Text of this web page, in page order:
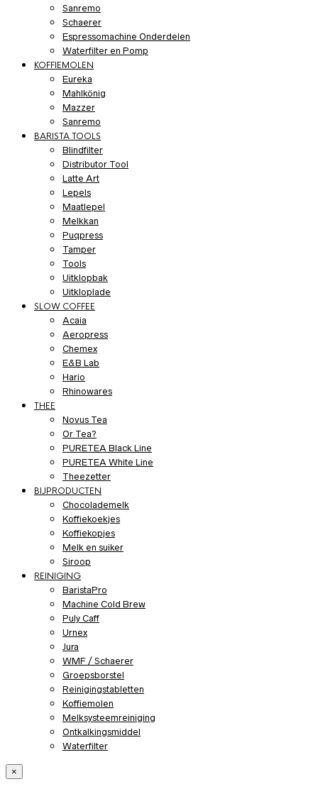
Sanremo
Schaerer
Espressomachine Onderdelen
Waterfilter en Pomp
KOFFIEMOLEN
Eureka
Mahlkönig
Mazzer
Sanremo
BARISTA TOOLS
Blindfilter
Distributor Tool
Latte Art
Lepels
Maatlepel
Melkkan
Puqpress
Tamper
Tools
Uitklopbak
Uitkloplade
SLOW COFFEE
Acaia
Aeropress
Chemex
E&B Lab
Hario
Rhinowares
THEE
Novus Tea
Or Tea?
PURETEA Black Line
PURETEA White Line
Theezetter
BIJPRODUCTEN
Chocolademelk
Koffiekoekjes
Koffiekopjes
Melk en suiker
Siroop
REINIGING
BaristaPro
Machine Cold Brew
Puly Caff
Urnex
Jura
WMF / Schaerer
Groepsborstel
Reinigingstabletten
Koffiemolen
Melksysteemreiniging
Ontkalkingsmiddel
Waterfilter
×